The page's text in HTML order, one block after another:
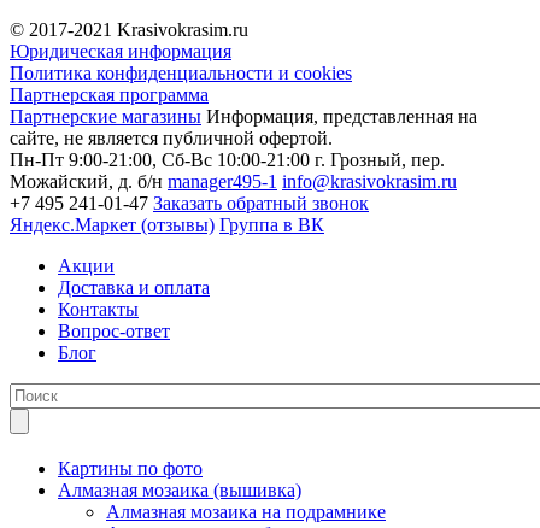
© 2017-2021 Krasivokrasim.ru
Юридическая информация
Политика конфиденциальности и cookies
Партнерская программа
Партнерские магазины Информация, представленная на
сайте, не является публичной офертой.
Пн-Пт 9:00-21:00, Сб-Вс 10:00-21:00 г. Грозный, пер.
Можайский, д. б/н manager495-1 info@krasivokrasim.ru
+7 495 241-01-47 Заказать обратный звонок
Яндекс.Маркет (отзывы) Группа в ВК
Акции
Доставка и оплата
Контакты
Вопрос-ответ
Блог
Картины по фото
Алмазная мозаика (вышивка)
Алмазная мозаика на подрамнике